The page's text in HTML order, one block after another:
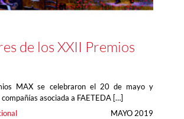
de los XXII Premios
MAX se celebraron el 20 de mayo y
asociada a FAETEDA […]
MAYO 2019